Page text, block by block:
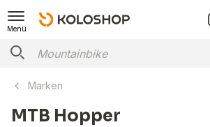
Menü
Marken
MTB Hopper